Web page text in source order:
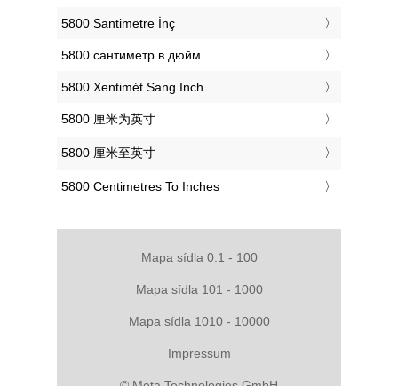
‎5800 Santimetre İnç
‎5800 сантиметр в дюйм
‎5800 Xentimét Sang Inch
‎5800 厘米为英寸
‎5800 厘米至英寸
‎5800 Centimetres To Inches
Mapa sídla 0.1 - 100
Mapa sídla 101 - 1000
Mapa sídla 1010 - 10000
Impressum